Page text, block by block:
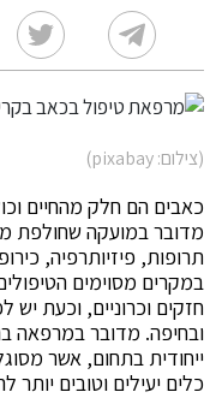
(צילום: pixabay)
כאבים הם חלק מהחיים
מדובר במועקה שחולפת
תרופות, פיזיותרפיה,
במקרים מסוימים
חזקים וכרוניים, וכעת
ובחיפה. מדובר במרפאה
ייחודית בתחום, אשר
כלים יעילים וטובים